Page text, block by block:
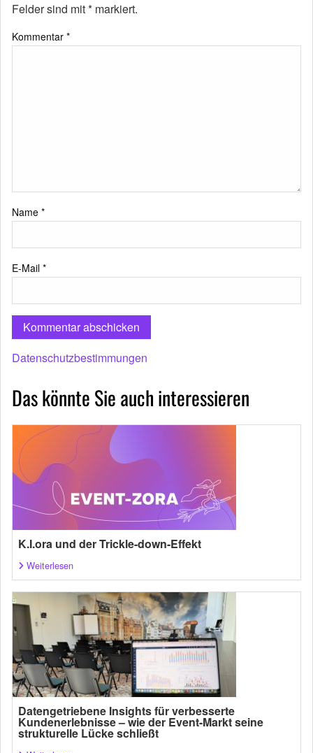
Felder sind mit* markiert.
Kommentar *
Name *
E-Mail *
Datenschutzbestimmungen
Das könnte Sie auch interessieren
K.I.ora und der Trickle-down-Effekt
Weiterlesen
Datengetriebene Insights für verbesserte
Kundenerlebnisse – wie der Event-Markt seine
strukturelle Lücke schließt